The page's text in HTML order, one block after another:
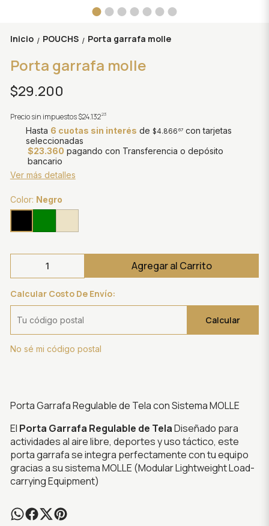
Inicio / POUCHS / Porta garrafa molle
Porta garrafa molle
$29.200
Precio sin impuestos$24.13223
Hasta 6 cuotas sin interés de $4.866 67con tarjetas
seleccionadas
$23.360 pagando con Transferencia o depósito
bancario
Ver más detalles
Color: Negro
Agregar al Carrito
Calcular Costo De Envío:
Calcular
No sé mi código postal
Porta Garrafa Regulable de Tela con Sistema MOLLE
El Porta Garrafa Regulable de TelaDiseñado para
actividades al aire libre, deportes y uso táctico, este
porta garrafa se integra perfectamente con tu equipo
gracias a su sistema MOLLE (Modular Lightweight Load-
carrying Equipment)